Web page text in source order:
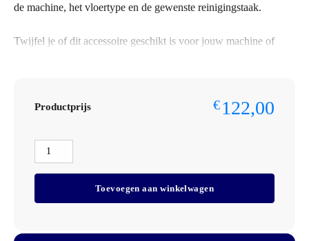
de machine, het vloertype en de gewenste reinigingstaak.
Twijfel je of dit accessoire geschikt is voor jouw machine of
Merk: Cleanfix
Geschikt voor: RA 605 IBCT
Verpakking: Per stuk
Productprijs €122,00
Cleanfix
RA
605
Padhouder
Toevoegen aan winkelwagen